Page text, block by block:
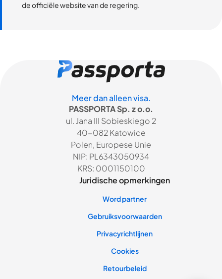
de officiële website van de regering.
Meer dan alleen visa.
PASSPORTA Sp. z o.o.
ul. Jana III Sobieskiego 2
40-082 Katowice
Polen, Europese Unie
NIP: PL6343050934
KRS: 0001150100
Juridische opmerkingen
Word partner
Gebruiksvoorwaarden
Privacyrichtlijnen
Cookies
Retourbeleid